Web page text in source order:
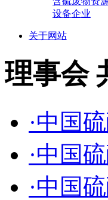
设备企业
关于网站
理事会
·中国
·中国
·中国